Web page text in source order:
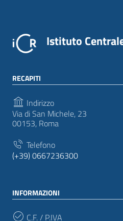
Istituto
RECAPITI
Indirizzo
Via di San Michele, 23
00153, Roma
Telefono
(+39) 0667236300
INFORMAZIONI
C.F. / P.IVA